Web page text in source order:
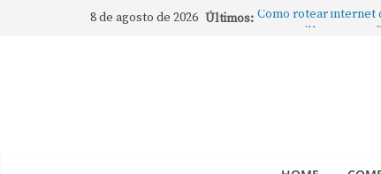
8 de agosto de 2026 Últimos: Como rotear internet
Como Usar os
Como fechar
Como gravar tela do